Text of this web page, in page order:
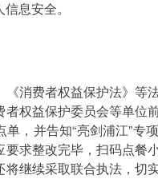
息安全。
消费者权益保护法》等
权益保护委员会等单位
，并告知“亮剑浦江”专
求整改完毕，扫码点餐
继续采取联合执法，切